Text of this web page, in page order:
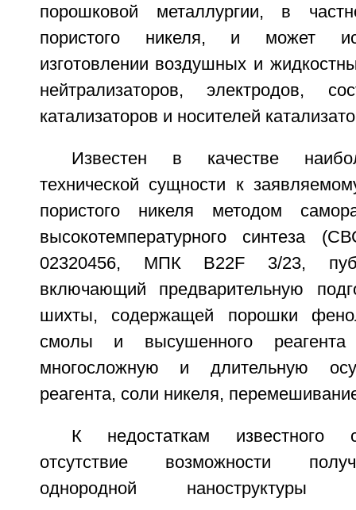
порошковой металлургии, в
пористого никеля, и может
изготовлении воздушных и
нейтрализаторов, электродов,
катализаторов и носителей
Известен в качестве
технической сущности к
пористого никеля методом
высокотемпературного синтеза
02320456, МПК B22F 3/23,
включающий предварительную
шихты, содержащей порошки
смолы и высушенного реагента
многосложную и длительную
реагента, соли никеля,
К недостаткам известного
отсутствие возможности
однородной